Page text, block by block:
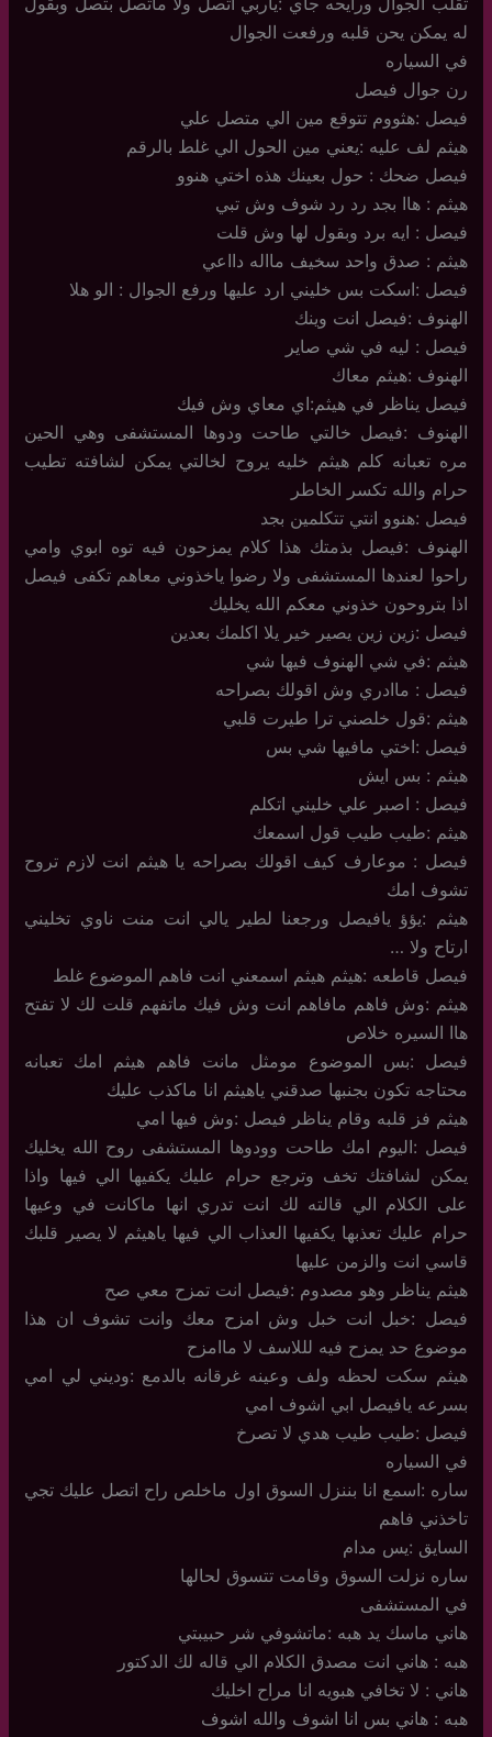
له يمكن يحن قلبه ورفعت الجوال
في السياره
رن جوال فيصل
فيصل :هثووم تتوقع مين الي متصل علي
هيثم لف عليه :يعني مين الحول الي غلط بالرقم
فيصل ضحك : حول بعينك هذه اختي هنوو
هيثم : هاا بجد رد رد شوف وش تبي
فيصل : ايه برد وبقول لها وش قلت
هيثم : صدق واحد سخيف مااله دااعي
فيصل :اسكت بس خليني ارد عليها ورفع الجوال : الو هلا
الهنوف :فيصل انت وينك
فيصل : ليه في شي صاير
الهنوف :هيثم معاك
فيصل يناظر في هيثم:اي معاي وش فيك
الهنوف :فيصل خالتي طاحت ودوها المستشفى وهي الحين
مره تعبانه كلم هيثم خليه يروح لخالتي يمكن لشافته تطيب
حرام والله تكسر الخاطر
فيصل :هنوو انتي تتكلمين بجد
الهنوف :فيصل بذمتك هذا كلام يمزحون فيه توه ابوي وامي
راحوا لعندها المستشفى ولا رضوا ياخذوني معاهم تكفى فيصل
اذا بتروحون خذوني معكم الله يخليك
فيصل :زين زين يصير خير يلا اكلمك بعدين
هيثم :في شي الهنوف فيها شي
فيصل : ماادري وش اقولك بصراحه
هيثم :قول خلصني ترا طيرت قلبي
فيصل :اختي مافيها شي بس
هيثم : بس ايش
فيصل : اصبر علي خليني اتكلم
هيثم :طيب طيب قول اسمعك
فيصل : موعارف كيف اقولك بصراحه يا هيثم انت لازم تروح
تشوف امك
هيثم :يؤؤ يافيصل ورجعنا لطير يالي انت منت ناوي تخليني
ارتاح ولا …
فيصل قاطعه :هيثم هيثم اسمعني انت فاهم الموضوع غلط
هيثم :وش فاهم مافاهم انت وش فيك ماتفهم قلت لك لا تفتح
هاا السيره خلاص
فيصل :بس الموضوع مومثل مانت فاهم هيثم امك تعبانه
محتاجه تكون بجنبها صدقني ياهيثم انا ماكذب عليك
هيثم فز قلبه وقام يناظر فيصل :وش فيها امي
فيصل :اليوم امك طاحت وودوها المستشفى روح الله يخليك
يمكن لشافتك تخف وترجع حرام عليك يكفيها الي فيها واذا
على الكلام الي قالته لك انت تدري انها ماكانت في وعيها
حرام عليك تعذبها يكفيها العذاب الي فيها ياهيثم لا يصير قلبك
قاسي انت والزمن عليها
هيثم يناظر وهو مصدوم :فيصل انت تمزح معي صح
فيصل :خبل انت خبل وش امزح معك وانت تشوف ان هذا
موضوع حد يمزح فيه لللاسف لا ماامزح
هيثم سكت لحظه ولف وعينه غرقانه بالدمع :وديني لي امي
بسرعه يافيصل ابي اشوف امي
فيصل :طيب طيب هدي لا تصرخ
في السياره
ساره :اسمع انا بننزل السوق اول ماخلص راح اتصل عليك تجي
تاخذني فاهم
السايق :يس مدام
ساره نزلت السوق وقامت تتسوق لحالها
في المستشفى
هاني ماسك يد هبه :ماتشوفي شر حبيبتي
هبه : هاني انت مصدق الكلام الي قاله لك الدكتور
هاني : لا تخافي هبويه انا مراح اخليك
هبه : هاني بس انا اشوف والله اشوف